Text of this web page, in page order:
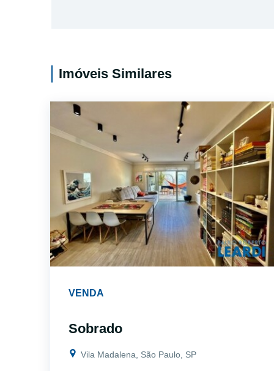
Imóveis Similares
VENDA
Sobrado
Vila Madalena, São Paulo, SP